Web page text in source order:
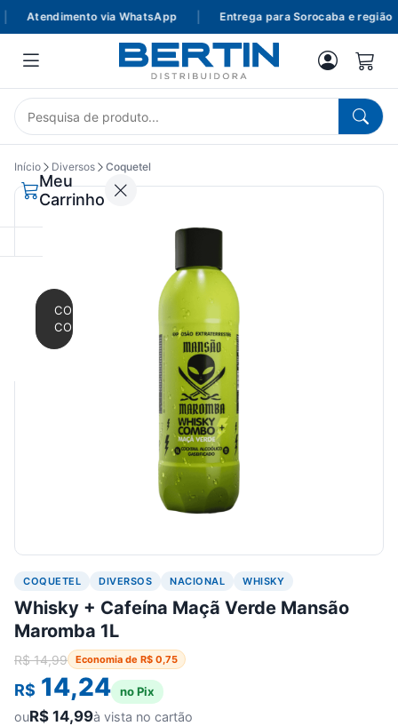
Atendimento via WhatsApp Entrega para Sorocaba e região
Meu
Carrinho
CONTINUAR
COMPRANDO
Início Diversos Coquetel
COQUETEL DIVERSOS NACIONAL WHISKY
Whisky + Cafeína Maçã Verde Mansão
Maromba 1L
R$14,99 Economia de R$ 0,75
R$ 14,24 no Pix
ouR$ 14,99à vista no cartão